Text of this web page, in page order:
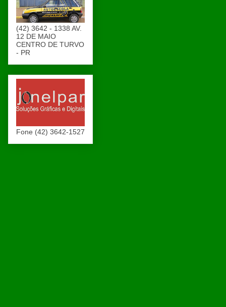
(42) 3642 - 1338 AV.
12 DE MAIO
CENTRO DE TURVO
- PR
Fone (42) 3642-1527